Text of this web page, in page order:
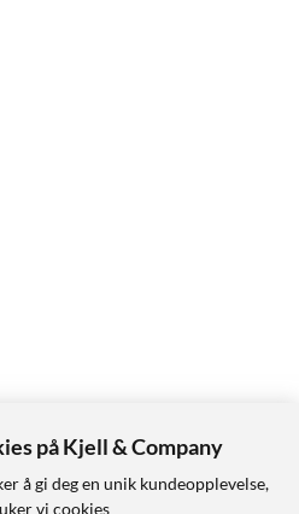
på Kjell & Company
å gi deg en unik kundeopplevelse,
vi cookies